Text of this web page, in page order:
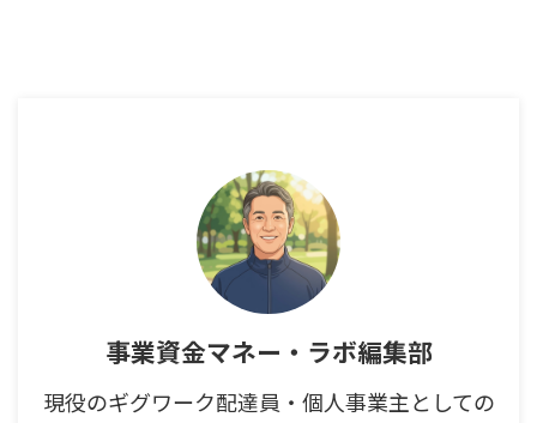
事業資金マネー・ラボ編集部
現役のギグワーク配達員・個人事業主としての